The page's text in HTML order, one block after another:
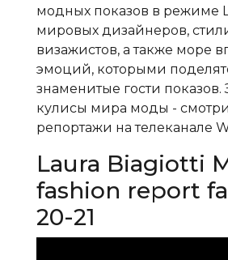
модных показов в режиме
мировых дизайнеров,
визажистов, а также море
эмоций, которыми
знаменитые гости показов.
кулисы мира моды -
репортажи на телеканале
Laura Biagiotti
fashion report
20-21